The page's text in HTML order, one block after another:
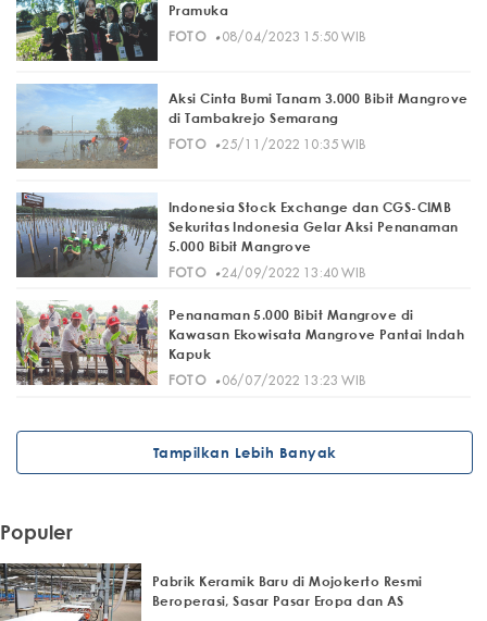
Pramuka
FOTO· 08/04/2023 15:50 WIB
Aksi Cinta Bumi Tanam 3.000 Bibit Mangrove
di Tambakrejo Semarang
FOTO· 25/11/2022 10:35 WIB
Indonesia Stock Exchange dan CGS-CIMB
Sekuritas Indonesia Gelar Aksi Penanaman
5.000 Bibit Mangrove
FOTO· 24/09/2022 13:40 WIB
Penanaman 5.000 Bibit Mangrove di
Kawasan Ekowisata Mangrove Pantai Indah
Kapuk
FOTO· 06/07/2022 13:23 WIB
Tampilkan Lebih Banyak
Populer
Pabrik Keramik Baru di Mojokerto Resmi
Beroperasi, Sasar Pasar Eropa dan AS